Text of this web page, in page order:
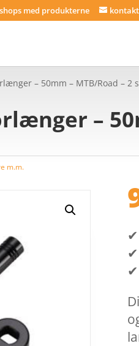
med produkterne
– 50mm – MTB/Road – 2
–
m.m.
✔